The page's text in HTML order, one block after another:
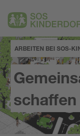
ARBEITEN BEI SOS-
schaffen